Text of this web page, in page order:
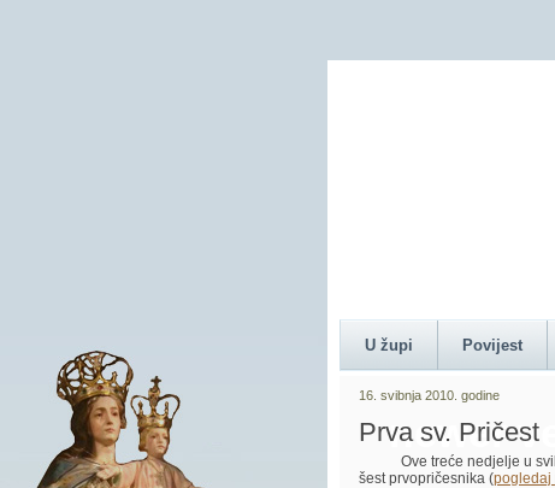
newer
U župi Povijest
16. svibnja 2010. godine
Prva sv. Pričest
Ove treće nedjelje u
šest prvopričesnika (pogledaj